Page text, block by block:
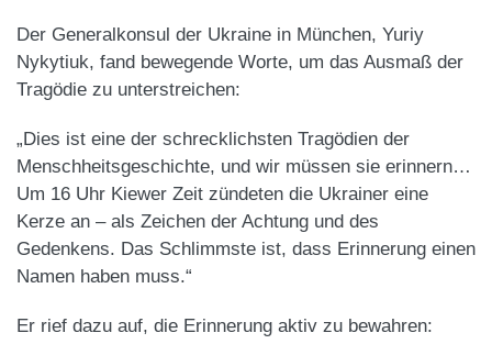
Der Generalkonsul der Ukraine in München, Yuriy
Nykytiuk, fand bewegende Worte, um das Ausmaß der
Tragödie zu unterstreichen:
„Dies ist eine der schrecklichsten Tragödien der
Menschheitsgeschichte, und wir müssen sie erinnern…
Um 16 Uhr Kiewer Zeit zündeten die Ukrainer eine
Kerze an – als Zeichen der Achtung und des
Gedenkens. Das Schlimmste ist, dass Erinnerung einen
Namen haben muss.“
Er rief dazu auf, die Erinnerung aktiv zu bewahren: